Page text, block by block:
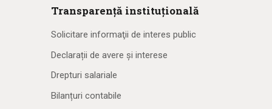
Transparență instituțională
Solicitare informaţii de interes public
Declarații de avere și interese
Drepturi salariale
Bilanțuri contabile